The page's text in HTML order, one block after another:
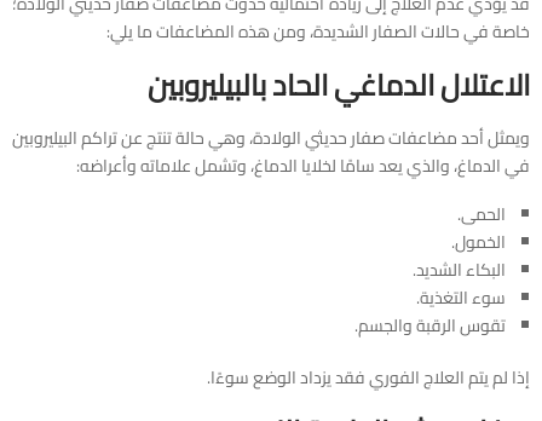
خاصة في حالات الصفار الشديدة، ومن هذه المضاعفات ما يلي:
الاعتلال الدماغي الحاد بالبيليروبين
ويمثل أحد مضاعفات صفار حديثي الولادة، وهي حالة تنتج عن تراكم البيليروبين
في الدماغ، والذي يعد سامًا لخلايا الدماغ، وتشمل علاماته وأعراضه:
الحمى.
الخمول.
البكاء الشديد.
سوء التغذية.
تقوس الرقبة والجسم.
إذا لم يتم العلاج الفوري فقد يزداد الوضع سوءًا.